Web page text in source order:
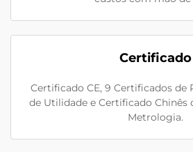
Certificado
Certificado CE, 9 Certificados de
de Utilidade e Certificado Chinês
Metrologia.